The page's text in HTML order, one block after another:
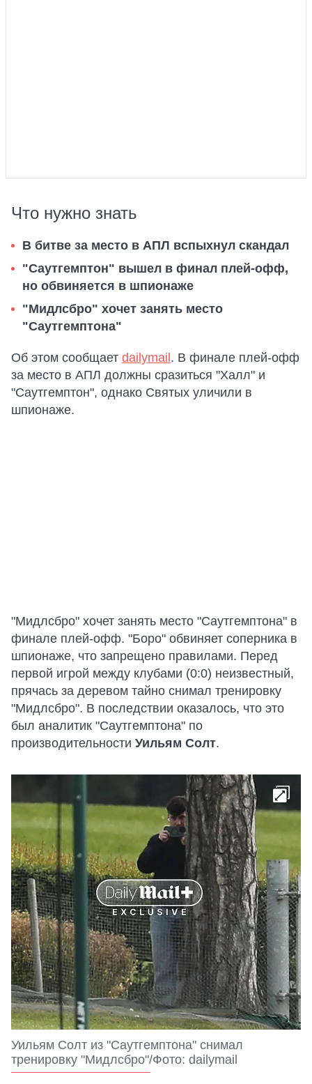
Что нужно знать
В битве за место в АПЛ вспыхнул скандал
"Саутгемптон" вышел в финал плей-офф,
но обвиняется в шпионаже
"Мидлсбро" хочет занять место
"Саутгемптона"
Об этом сообщает dailymail . В финале плей-офф
за место в АПЛ должны сразиться "Халл" и
"Саутгемптон", однако Святых уличили в
шпионаже.
"Мидлсбро" хочет занять место "Саутгемптона" в
финале плей-офф. "Боро" обвиняет соперника в
шпионаже, что запрещено правилами. Перед
первой игрой между клубами (0:0) неизвестный,
прячась за деревом тайно снимал тренировку
"Мидлсбро". В последствии оказалось, что это
был аналитик "Саутгемптона" по
производительности Уильям Солт.
Уильям Солт из "Саутгемптона" снимал
тренировку "Мидлсбро"/Фото: dailymail